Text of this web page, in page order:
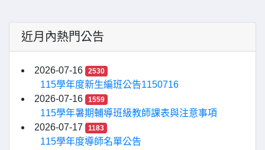
近月內熱門公告
2026-07-16 2530
115學年度新生編班公告1150716
2026-07-16
1559
115學年暑期輔導班級教師課表與注意事項
2026-07-17
1183
115學年度導師名單公告